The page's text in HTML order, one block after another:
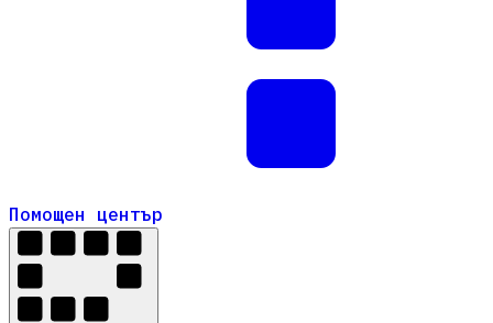
Помощен център
Помощен център